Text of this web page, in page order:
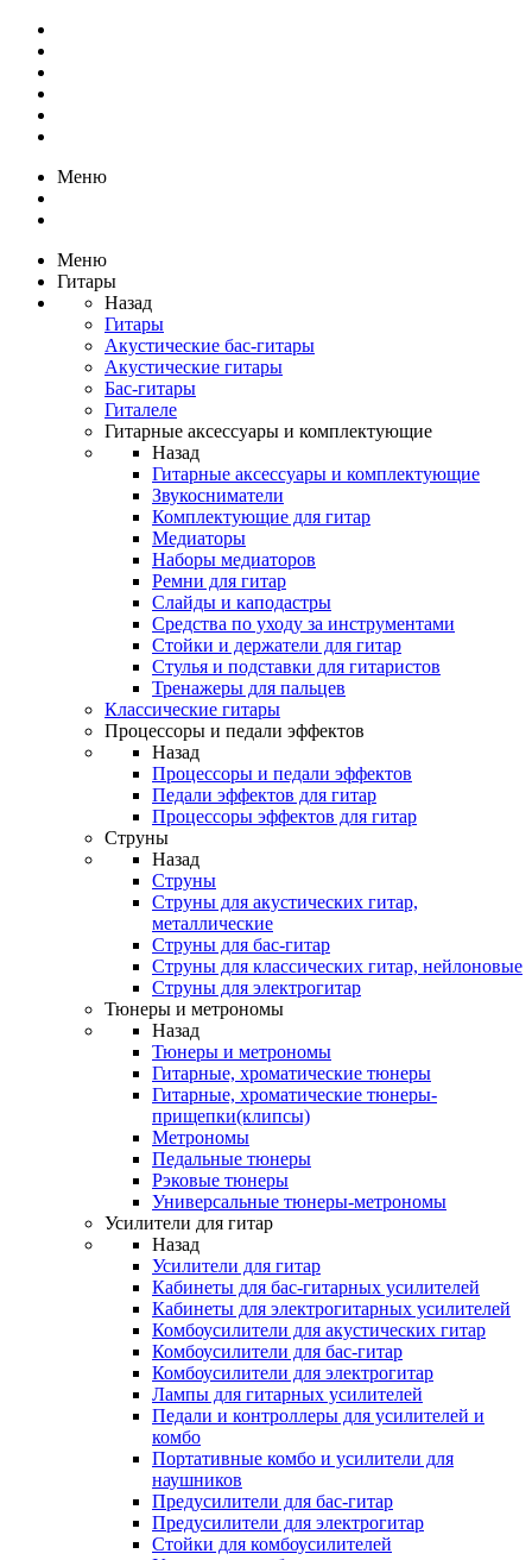
Меню
Меню
Гитары
Назад
Гитары
Акустические бас-гитары
Акустические гитары
Бас-гитары
Гиталеле
Гитарные аксессуары и комплектующие
Назад
Гитарные аксессуары и комплектующие
Звукосниматели
Комплектующие для гитар
Медиаторы
Наборы медиаторов
Ремни для гитар
Слайды и каподастры
Средства по уходу за инструментами
Стойки и держатели для гитар
Стулья и подставки для гитаристов
Тренажеры для пальцев
Классические гитары
Процессоры и педали эффектов
Назад
Процессоры и педали эффектов
Педали эффектов для гитар
Процессоры эффектов для гитар
Струны
Назад
Струны
Струны для акустических гитар,
металлические
Струны для бас-гитар
Струны для классических гитар, нейлоновые
Струны для электрогитар
Тюнеры и метрономы
Назад
Тюнеры и метрономы
Гитарные, хроматические тюнеры
Гитарные, хроматические тюнеры-
прищепки(клипсы)
Метрономы
Педальные тюнеры
Рэковые тюнеры
Универсальные тюнеры-метрономы
Усилители для гитар
Назад
Усилители для гитар
Кабинеты для бас-гитарных усилителей
Кабинеты для электрогитарных усилителей
Комбоусилители для акустических гитар
Комбоусилители для бас-гитар
Комбоусилители для электрогитар
Лампы для гитарных усилителей
Педали и контроллеры для усилителей и
комбо
Портативные комбо и усилители для
наушников
Предусилители для бас-гитар
Предусилители для электрогитар
Стойки для комбоусилителей